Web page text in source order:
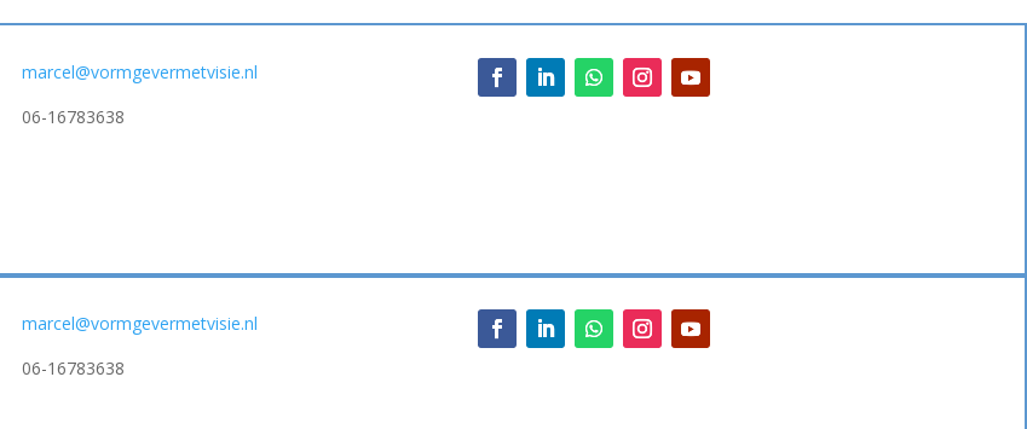
marcel@vormgevermetvisie.nl
06-16783638
marcel@vormgevermetvisie.nl
06-16783638